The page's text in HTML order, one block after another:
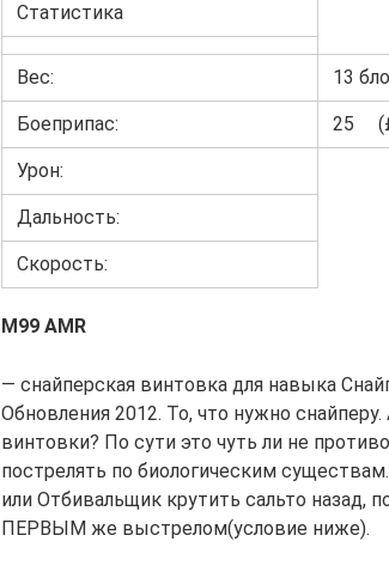
Статистика
Вес: 13
Боеприпас: 25
Урон:
Дальность:
Скорость:
M99 AMR
— снайперская винтовка для навыка
Обновления 2012. То, что нужно
винтовки? По сути это чуть ли не
пострелять по биологическим
или Отбивальщик крутить сальто назад,
ПЕРВЫМ же выстрелом(условие ниже).